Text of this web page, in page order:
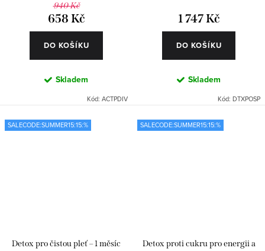
940 Kč
658 Kč
DO KOŠÍKU
Skladem
Kód: ACTPDIV
1 747 Kč
DO KOŠÍKU
Skladem
Kód: DTXPOSP
SALECODE:SUMMER15:15:%
Detox pro čistou pleť – 1 měsíc
SALECODE:SUMMER15:15:%
Detox proti cukru pro energii a